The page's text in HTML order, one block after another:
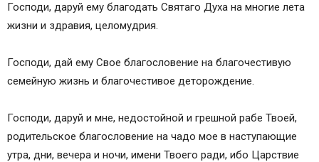
Господи, даруй ему благодать Святаго Духа на многие лета
жизни и здравия, целомудрия.
Господи, дай ему Свое благословение на благочестивую
семейную жизнь и благочестивое деторождение.
Господи, даруй и мне, недостойной и грешной рабе Твоей,
родительское благословение на чадо мое в наступающие
утра, дни, вечера и ночи, имени Твоего ради, ибо Царствие